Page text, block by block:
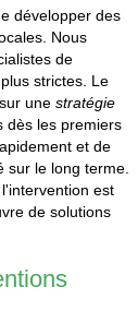
développer des
Nous
de
strictes. Le
unestratégie
dès les premiers
et de
sur le long terme.
est
de solutions